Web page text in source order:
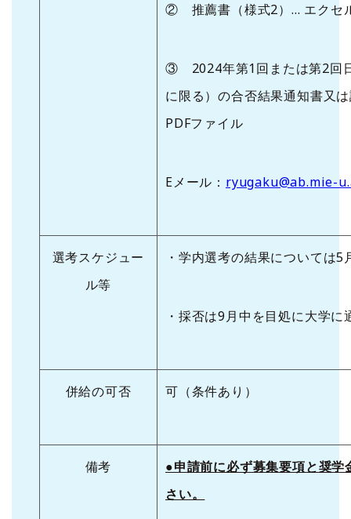
② 推薦書（様式2）... エクセ
③ 2024年第1回または第2回
に限る）の合否結果通知書又
PDFファイル
Eメール： ryugaku@ab.mie-
選考スケジュー
ル等
・学内選考の結果については
・採否は9月中を目処に大学
併給の可否 可（条件あり）
備考
●申請前に必ず募集要項と奨
さい。